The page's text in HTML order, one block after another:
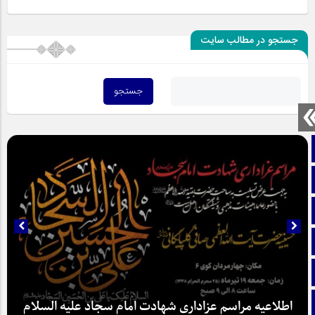
صفحه نخست
تماس با ما
آپارات
تلگرام
جستجو در مطالب سایت
اطلاعیه مراسم عزاداری شهادت امام سجاد علیه السلام